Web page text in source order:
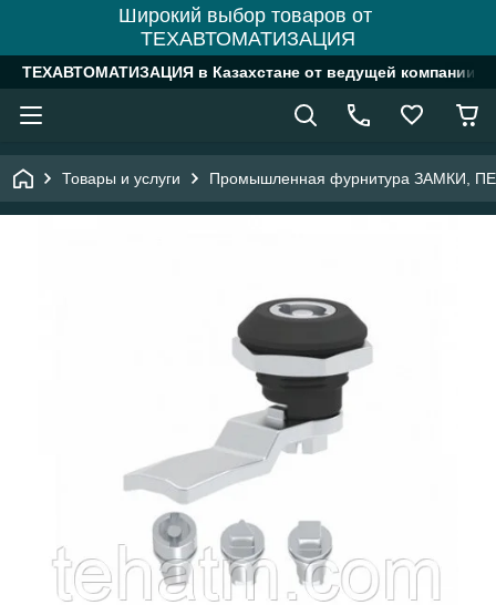
Широкий выбор товаров от
ТЕХАВТОМАТИЗАЦИЯ
ТЕХАВТОМАТИЗАЦИЯ в Казахстане от ведущей компании
Товары и услуги Промышленная фурнитура ЗАМКИ,